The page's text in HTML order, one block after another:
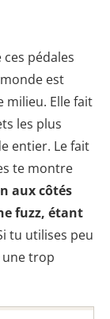
pédales
est
milieu. Elle fait
les plus
entier. Le fait
te montre
aux côtés
fuzz, étant
tu utilises peu
une trop